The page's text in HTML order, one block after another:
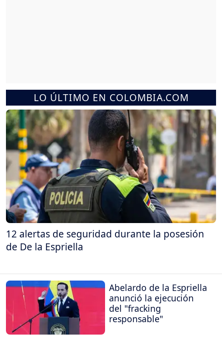
LO ÚLTIMO EN COLOMBIA.COM
12 alertas de seguridad durante la posesión
de De la Espriella
Abelardo de la Espriella
anunció la ejecución
del "fracking
responsable"